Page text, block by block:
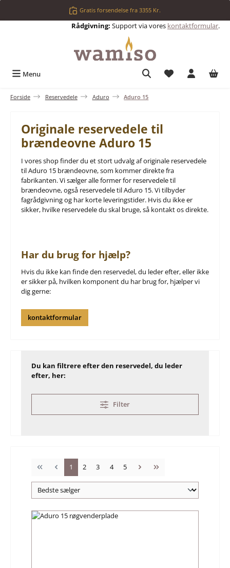
Gratis forsendelse fra 3355 Kr.
Rådgivning: Support via vores kontaktformular.
Menu Du har 0
Forside Reservedele Aduro Aduro 15
Originale reservedele til
brændeovne Aduro 15
I vores shop finder du et stort udvalg af originale reservedele
til Aduro 15 brændeovne, som kommer direkte fra
fabrikanten. Vi sælger alle former for reservedele til
brændeovne, også reservedele til Aduro 15. Vi tilbyder
fagrådgivning og har korte leveringstider. Hvis du ikke er
sikker, hvilke reservedele du skal bruge, så kontakt os direkte.
Har du brug for hjælp?
Hvis du ikke kan finde den reservedel, du leder efter, eller ikke
er sikker på, hvilken komponent du har brug for, hjælper vi
dig gerne:
kontaktformular
Du kan filtrere efter den reservedel, du leder
efter, her:
Filter
Side
1 Side
2 Side
3 Side
4 Side
5